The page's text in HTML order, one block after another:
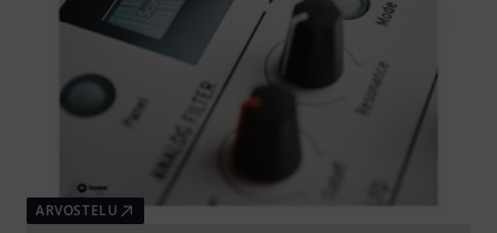
ARVOSTELU